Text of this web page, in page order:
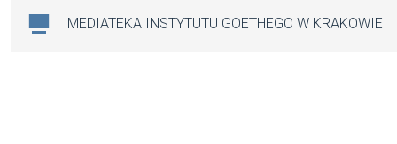
MEDIATEKA INSTYTUTU GOETHEGO W KRAKOWIE